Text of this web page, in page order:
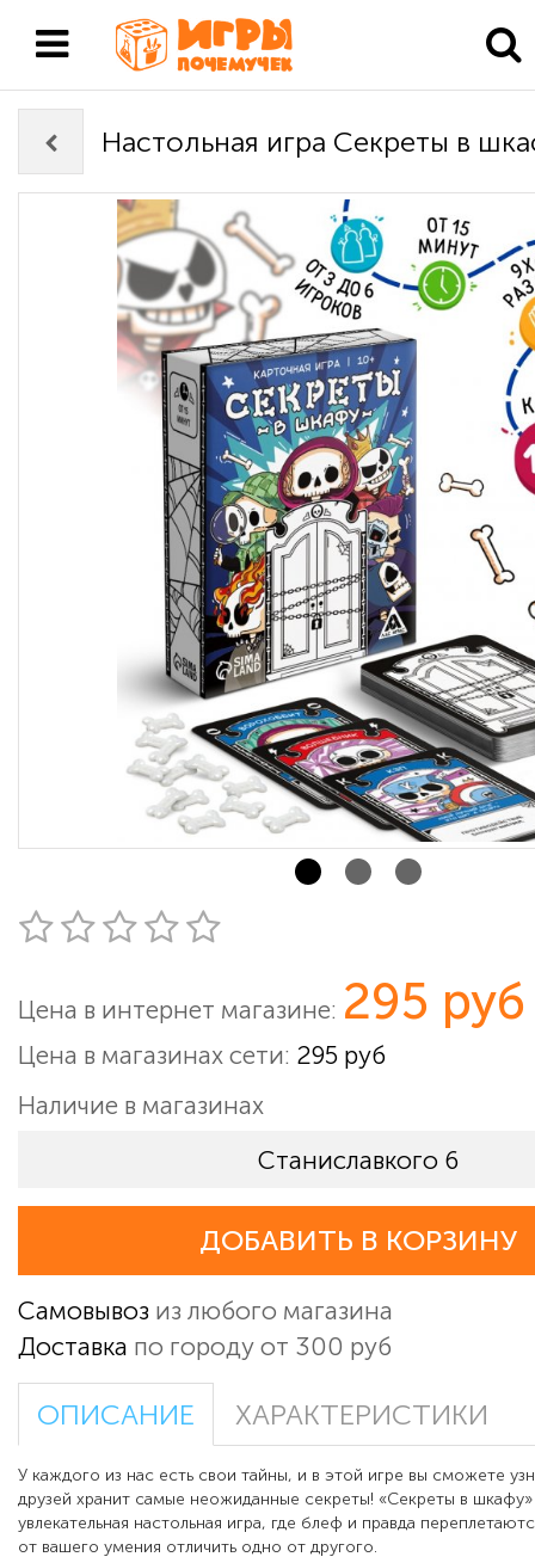
Настольная игра Секреты в
Цена в интернет магазине: 295 руб
Цена в магазинах сети: 295 руб
Наличие в магазинах
Станиславкого 6
ДОБАВИТЬ В КОРЗИНУ
Самовывоз из любого магазина
Доставка по городу от 300 руб
ОПИСАНИЕ ХАРАКТЕРИСТИКИ
У каждого из нас есть свои тайны, и в этой игре вы сможете
друзей хранит самые неожиданные секреты! «Секреты в
увлекательная настольная игра, где блеф и правда
от вашего умения отличить одно от другого.